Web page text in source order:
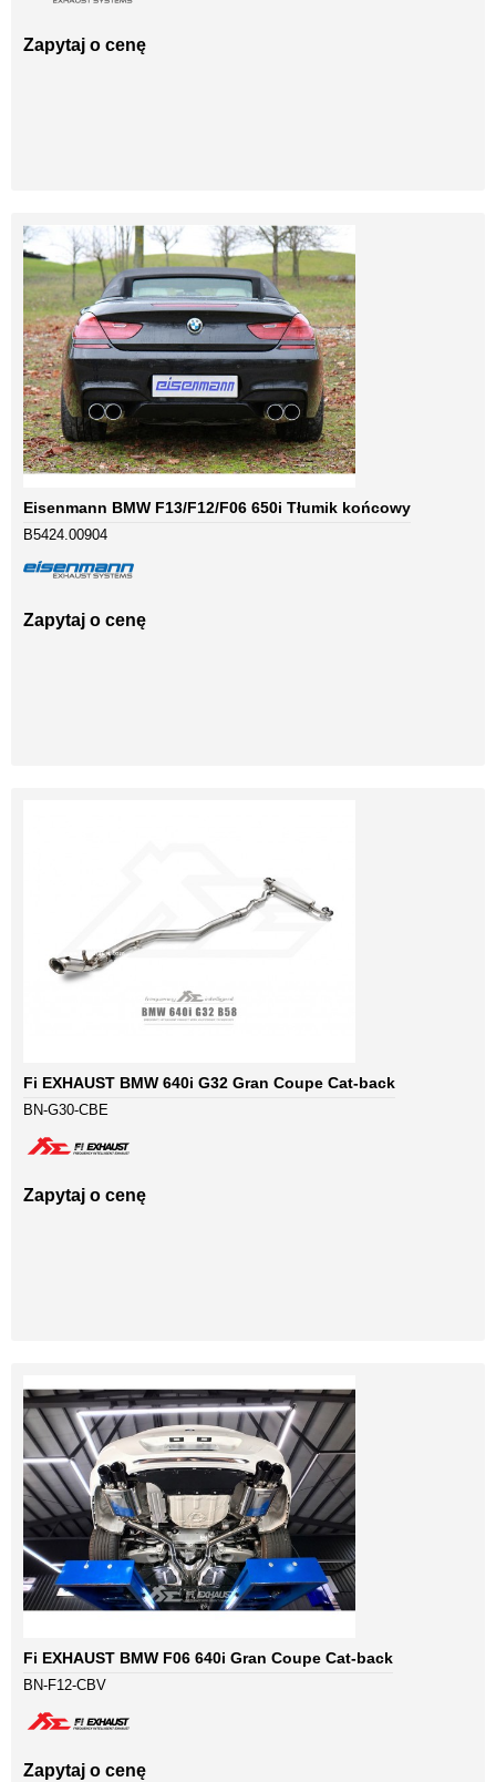
Zapytaj o cenę
Eisenmann BMW F13/F12/F06 650i Tłumik końcowy
B5424.00904
Zapytaj o cenę
Fi EXHAUST BMW 640i G32 Gran Coupe Cat-back
BN-G30-CBE
Zapytaj o cenę
Fi EXHAUST BMW F06 640i Gran Coupe Cat-back
BN-F12-CBV
Zapytaj o cenę